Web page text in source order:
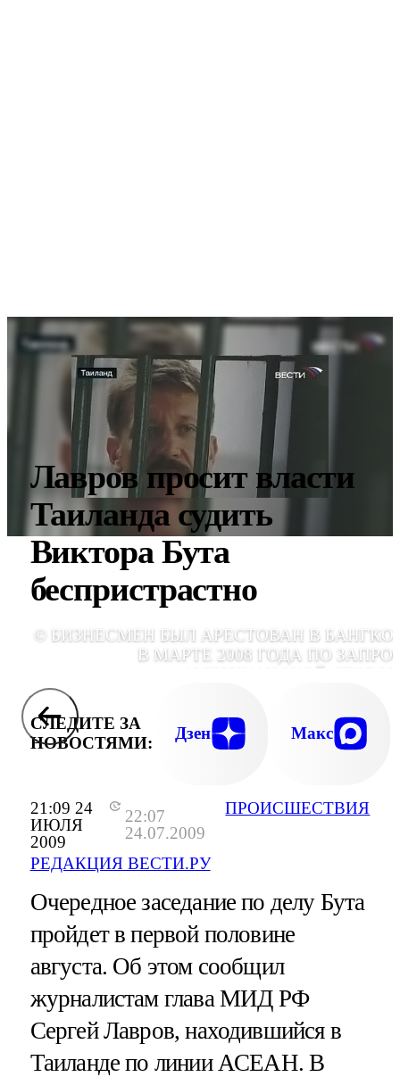
21:09 24
ИЮЛЯ
2009
22:07
24.07.2009
РЕДАКЦИЯ ВЕСТИ.РУ
ПРОИСШЕСТВИЯ
Лавров просит власти
Таиланда судить
Виктора Бута
беспристрастно
© БИЗНЕСМЕН БЫЛ АРЕСТОВАН В
В МАРТЕ 2008 ГОДА ПО
АМЕРИКАНСКОЙ
СЛЕДИТЕ ЗА
НОВОСТЯМИ:
Дзен Макс
Очередное заседание по делу Бута
пройдет в первой половине
августа. Об этом сообщил
журналистам глава МИД РФ
Сергей Лавров, находившийся в
Таиланде по линии АСЕАН. В